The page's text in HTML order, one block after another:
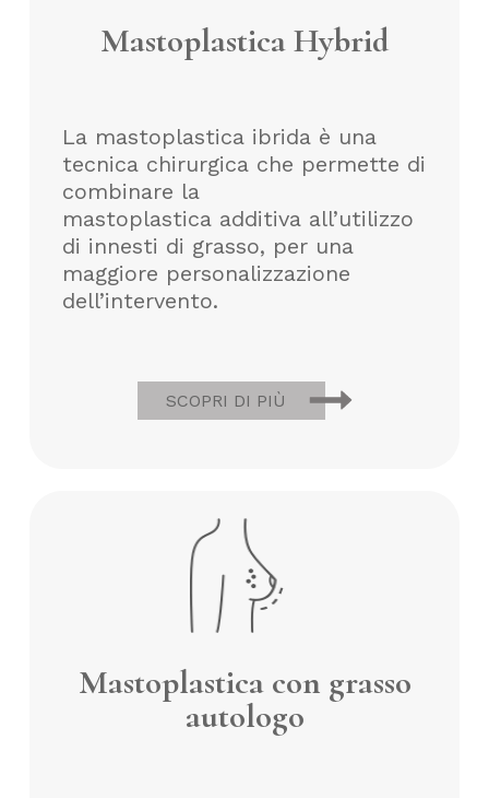
Mastoplastica Hybrid
La mastoplastica ibrida è una
tecnica chirurgica che permette di
combinare la
mastoplastica additiva all’utilizzo
di innesti di grasso, per una
maggiore personalizzazione
dell’intervento.
SCOPRI DI PIÙ
Mastoplastica con grasso
autologo